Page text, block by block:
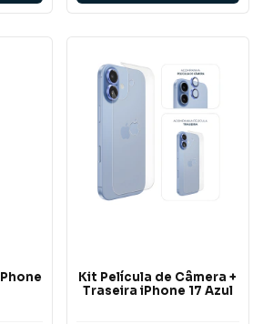
Kit Película de Câmera +
Traseira iPhone 17 Azul